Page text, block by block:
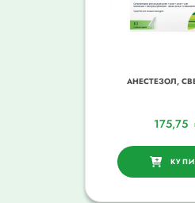
АНЕСТЕЗОЛ,
175,75